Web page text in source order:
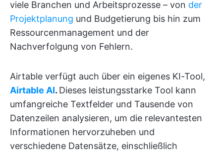
viele Branchen und Arbeitsprozesse – von der
Projektplanung und Budgetierung bis hin zum
Ressourcenmanagement und der
Nachverfolgung von Fehlern.
Airtable verfügt auch über ein eigenes KI-Tool,
Airtable AI. Dieses leistungsstarke Tool kann
umfangreiche Textfelder und Tausende von
Datenzeilen analysieren, um die relevantesten
Informationen hervorzuheben und
verschiedene Datensätze, einschließlich